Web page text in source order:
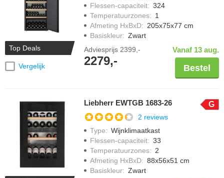
Top Deals
Vergelijk
Flessen-capaciteit: 324
Temperatuurzones: 1
Afmeting HxBxD: 205x75x77 cm
Basiskleur: Zwart
Adviesprijs 2399,-
2279,-
Vanaf 13 aug.
Bestel
Liebherr EWTGB 1683-26 G
2 reviews
Type: Wijnklimaatkast
Flessen-capaciteit: 33
Temperatuurzones: 2
Afmeting HxBxD: 88x56x51 cm
Basiskleur: Zwart